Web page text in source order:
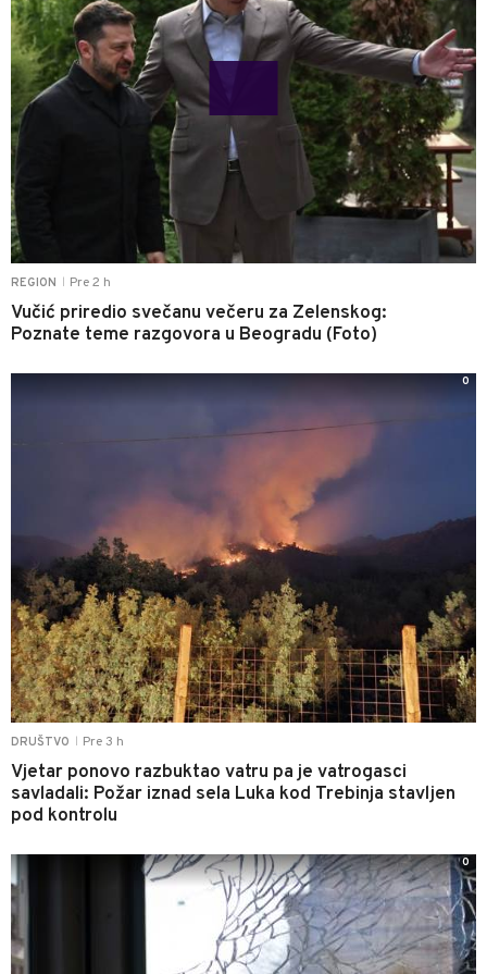
REGION Pre 2 h
Vučić priredio svečanu večeru za Zelenskog:
Poznate teme razgovora u Beogradu (Foto)
DRUŠTVO Pre 3 h
Vjetar ponovo razbuktao vatru pa je vatrogasci
savladali: Požar iznad sela Luka kod Trebinja stavljen
pod kontrolu
0
0